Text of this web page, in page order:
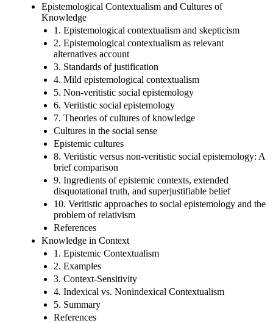
Epistemological Contextualism and Cultures of
Knowledge
1. Epistemological contextualism and skepticism
2. Epistemological contextualism as relevant
alternatives account
3. Standards of justification
4. Mild epistemological contextualism
5. Non-veritistic social epistemology
6. Veritistic social epistemology
7. Theories of cultures of knowledge
Cultures in the social sense
Epistemic cultures
8. Veritistic versus non-veritistic social epistemology: A
brief comparison
9. Ingredients of epistemic contexts, extended
disquotational truth, and superjustifiable belief
10. Veritistic approaches to social epistemology and the
problem of relativism
References
Knowledge in Context
1. Epistemic Contextualism
2. Examples
3. Context-Sensitivity
4. Indexical vs. Nonindexical Contextualism
5. Summary
References